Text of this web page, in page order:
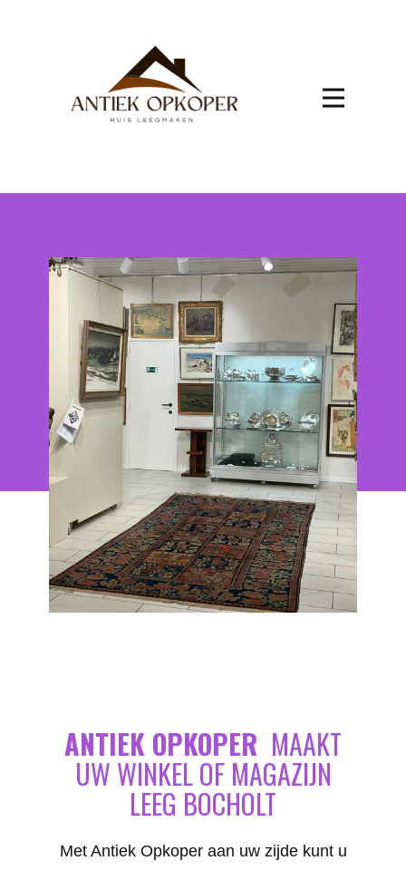
ANTIEK OPKOPER MAAKT
UW WINKEL OF MAGAZIJN
LEEG BOCHOLT
Met Antiek Opkoper aan uw zijde kunt u